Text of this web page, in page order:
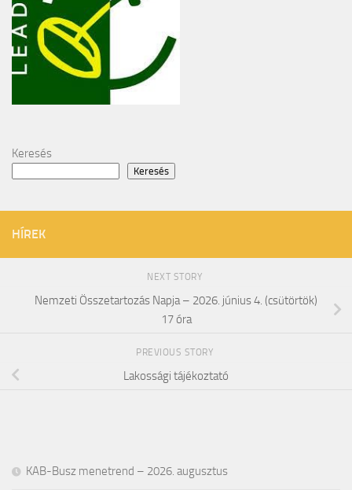
Keresés
Keresés
HÍREK
NEXT STORY
Nemzeti Összetartozás Napja – 2026. június 4. (csütörtök)
17 óra
PREVIOUS STORY
Lakossági tájékoztató
KAB-Busz menetrend – 2026. augusztus